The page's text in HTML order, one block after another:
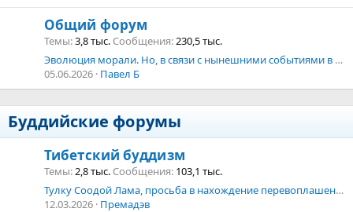
Общий форум
Темы 3,8 тыс. Сообщения 230,5 тыс.
Эволюция морали. Но, в связи с нынешними событиями в мире
05.06.2026 Павел Б
Буддийские форумы
Тибетский буддизм
Темы 2,8 тыс. Сообщения 103,1 тыс.
Тулку Соодой Лама, просьба в нахождение перевоплашения, воплошения состродательного Нагарджуны.
12.03.2026 Премадэв